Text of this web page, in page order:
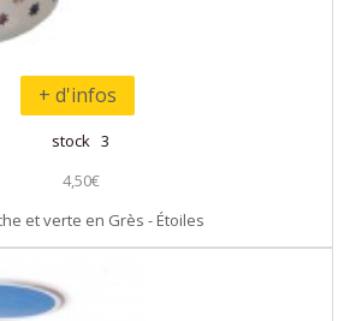
+ d'infos
stock 3
4,50€
et verte en Grès - Étoiles